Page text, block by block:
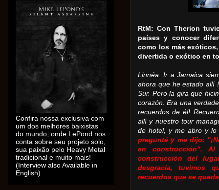
RtM: Con Therion
países y conocer
como los más
divertida o exótico en
Linnéa: Ir a Jamaica
ahora que he estado allí
Sur. Pero la gira que
corazón.Era una
recuerdos de él!
allí y nuestro tour
de hotel, y me abro y lo
pregunté y me dijo:
en construcción".Al
construcción del
desgracia, tuvimos
recuerdos que se
Confira nossa exclusiva com
um dos melhores baixistas
do mundo, onde LePond nos
conta sobre seu projeto solo,
sua paixão pelo Heavy Metal
tradicional e muito mais!
(Interview also Available in
English)